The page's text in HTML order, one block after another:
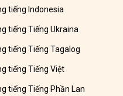
tiếng Indonesia
tiếng Tiếng Ukraina
tiếng Tiếng Tagalog
tiếng Tiếng Việt
tiếng Tiếng Phần Lan